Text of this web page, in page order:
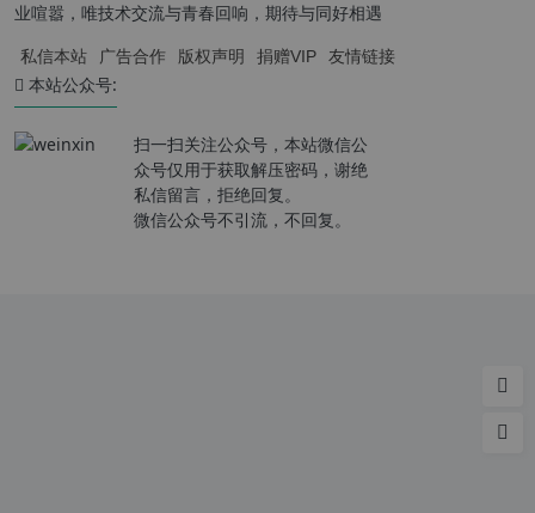
业喧嚣，唯技术交流与青春回响，期待与同好相遇
私信本站 广告合作 版权声明 捐赠VIP 友情链接
本站公众号:
扫一扫关注公众号，本站微信公
众号仅用于获取解压密码，谢绝
私信留言，拒绝回复。
微信公众号不引流，不回复。